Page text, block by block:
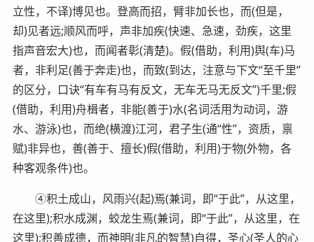
立性，不译)博见也。登高而招，臂非加长也，而(但是，
却)见者远;顺风而呼，声非加疾(快速、急速，劲疾，这里
指声音宏大)也，而闻者彰(清楚)。假(借助，利用)舆(车)马
者，非利足(善于奔走)也，而致(到达，注意与下文“至千里”
的区分，口诀“有车有马有反文，无车无马无反文”)千里;假
(借助，利用)舟楫者，非能(善于)水(名词活用为动词，游
水、游泳)也，而绝(横渡)江河，君子生(通“性”，资质，禀
赋)非异也，善(善于、擅长)假(借助，利用)于物(外物，各
种客观条件)也。
④积土成山，风雨兴(起)焉(兼词，即“于此”，从这里，
在这里);积水成渊，蛟龙生焉(兼词，即“于此”，从这里，在
这里);积善成德，而神明(非凡的智慧)自得，圣心(圣人的心